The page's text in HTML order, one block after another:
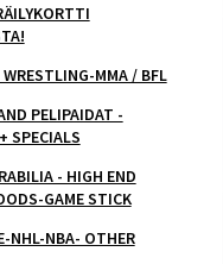
MMA / BFL
PELIPAIDAT -
SPECIALS
- HIGH END
GAME STICK
NHL-NBA- OTHER